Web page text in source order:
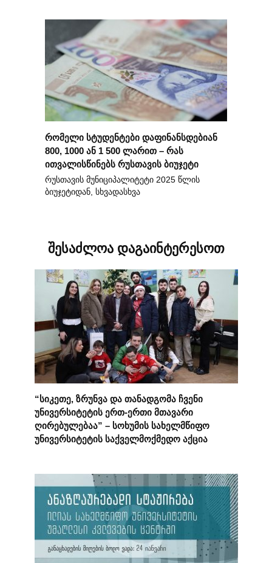
რომელი სტუდენტები დაფინანსდებიან
800, 1000 ან 1 500 ლარით – რას
ითვალისწინებს რუსთავის ბიუჯეტი
რუსთავის მუნიციპალიტეტი 2025 წლის
ბიუჯეტიდან, სხვადასხვა
შესაძლოა დაგაინტერესოთ
“სიკეთე, ზრუნვა და თანადგომა ჩვენი
უნივერსიტეტის ერთ-ერთი მთავარი
ღირებულებაა” – სოხუმის სახელმწიფო
უნივერსიტეტის საქველმოქმედო აქცია